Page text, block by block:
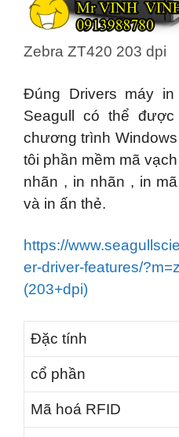
Zebra ZT420 203 dpi
Đúng Drivers máy in
Seagull có thể
chương trình
tôi phần mềm mã
nhãn , in nhãn , in
và in ấn thẻ.
https://
er-driver-features/
(203+dpi)
Đặc tính
cổ phần
Mã hoá RFID